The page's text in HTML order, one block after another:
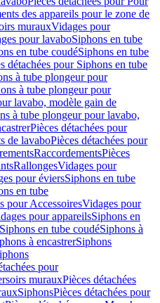
des appareils pour le zone de
murauxVidages pour
pour lavaboSiphons en tube
en tube coudéSiphons en tube
détachées pour Siphons en tube
à tube plongeur pour
à tube plongeur pour
lavabo, modèle gain de
à tube plongeur pour lavabo,
Pièces détachées pour
de lavaboPièces détachées pour
RaccordementsPièces
RallongesVidages pour
pour éviersSiphons en tube
en tube
pour AccessoiresVidages pour
pour appareilsSiphons en
en tube coudéSiphons à
à encastrerSiphons
pour
murauxPièces détachées
SiphonsPièces détachées pour